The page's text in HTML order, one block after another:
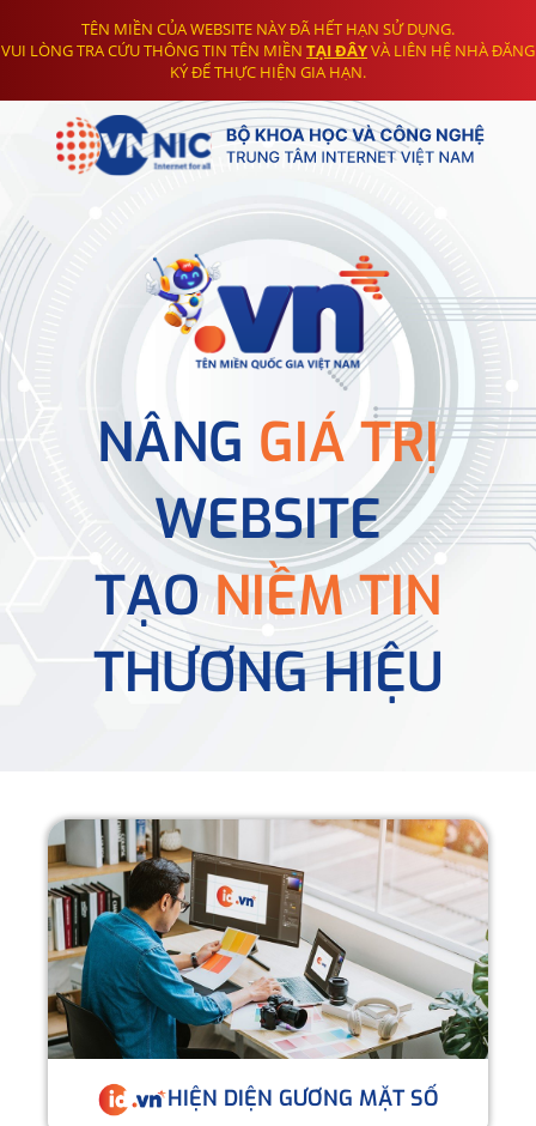
TÊN MIỀN CỦA WEBSITE NÀY ĐÃ HẾT HẠN SỬ DỤNG.
VUI LÒNG TRA CỨU THÔNG TIN TÊN MIỀN TẠI ĐÂYVÀ LIÊN HỆ NHÀ ĐĂNG
KÝ ĐỂ THỰC HIỆN GIA HẠN.
NÂNG GIÁ TRỊ
WEBSITE
TẠONIỀM TIN
THƯƠNG HIỆU
HIỆN DIỆN GƯƠNG MẶT SỐ